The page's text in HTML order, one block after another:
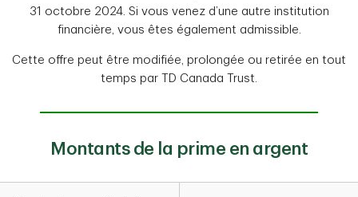
31 octobre 2024. Si vous venez d’une autre institution
financière, vous êtes également admissible.
Cette offre peut être modifiée, prolongée ou retirée en tout
temps par TD Canada Trust.
Montants de la prime en argent